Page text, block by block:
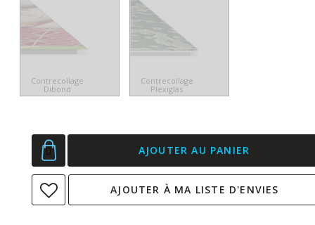
Contrecollage
Dibond
Contrecollage
Plexiglas
AJOUTER AU PANIER
AJOUTER À MA LISTE D'ENVIES